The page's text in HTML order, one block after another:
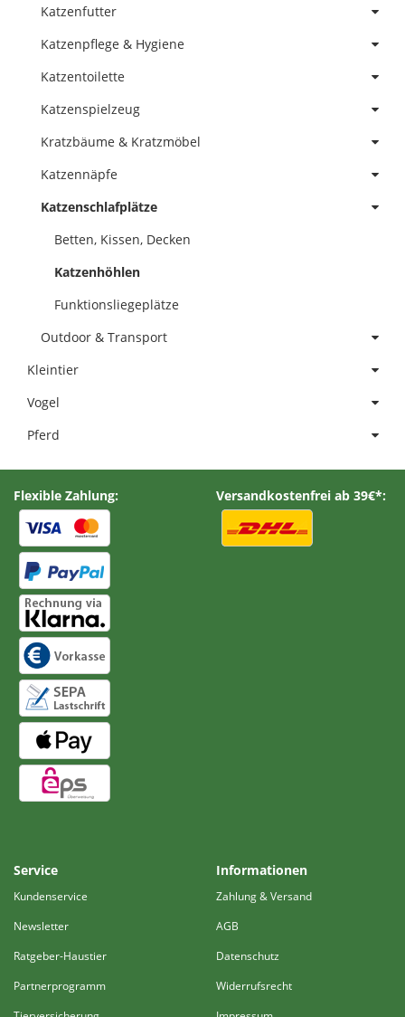
Katzenfutter
Katzenpflege & Hygiene
Katzentoilette
Katzenspielzeug
Kratzbäume & Kratzmöbel
Katzennäpfe
Katzenschlafplätze
Betten, Kissen, Decken
Katzenhöhlen
Funktionsliegeplätze
Outdoor & Transport
Kleintier
Vogel
Pferd
Flexible Zahlung: Versandkostenfrei ab 39€*:
Service
Kundenservice
Newsletter
Ratgeber-Haustier
Partnerprogramm
Informationen
Zahlung & Versand
AGB
Datenschutz
Widerrufsrecht